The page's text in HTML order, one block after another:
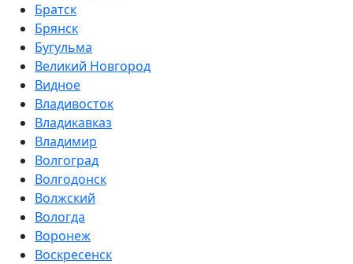
Братск
Брянск
Бугульма
Великий Новгород
Видное
Владивосток
Владикавказ
Владимир
Волгоград
Волгодонск
Волжский
Вологда
Воронеж
Воскресенск